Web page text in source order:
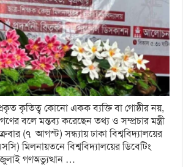
কৃতিত্ব কোনো একক ব্যক্তি বা গোষ্ঠীর নয়,
বলে মন্তব্য করেছেন তথ্য ও সম্প্রচার মন্ত্রী
(৭ আগস্ট) সন্ধ্যায় ঢাকা বিশ্ববিদ্যালয়ের
মিলনায়তনে বিশ্ববিদ্যালয়ের ডিবেটিং
গণঅভ্যুত্থান …